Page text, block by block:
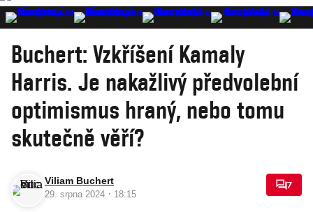
Buchert: Vzkříšení Kamaly
Harris. Je nakažlivý předvolební
optimismus hraný, nebo tomu
skutečně věří?
Viliam Buchert
29. srpna 2024 · 18:15
7